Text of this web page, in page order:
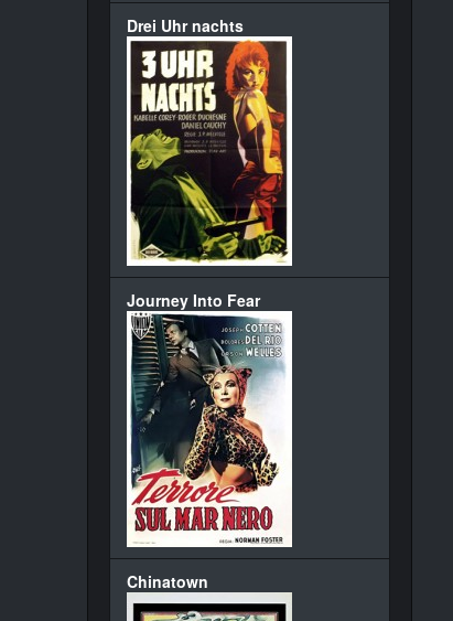
Drei Uhr nachts
Journey Into Fear
Chinatown